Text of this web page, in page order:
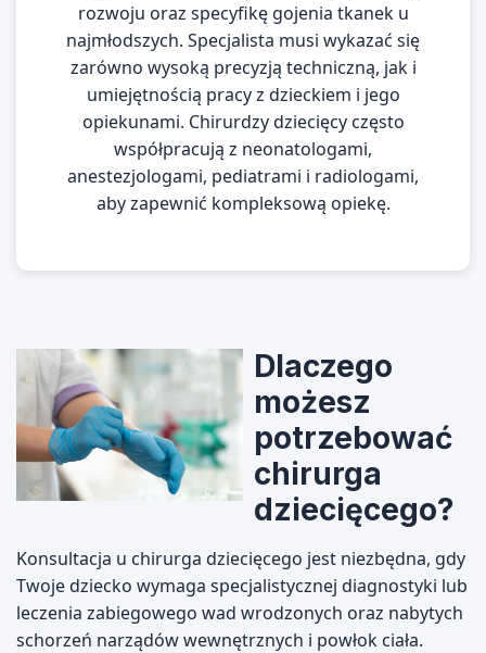
rozwoju oraz specyfikę gojenia tkanek u
najmłodszych. Specjalista musi wykazać się
zarówno wysoką precyzją techniczną, jak i
umiejętnością pracy z dzieckiem i jego
opiekunami. Chirurdzy dziecięcy często
współpracują z neonatologami,
anestezjologami, pediatrami i radiologami,
aby zapewnić kompleksową opiekę.
Dlaczego
możesz
potrzebować
chirurga
dziecięcego?
Konsultacja u chirurga dziecięcego jest niezbędna, gdy
Twoje dziecko wymaga specjalistycznej diagnostyki lub
leczenia zabiegowego wad wrodzonych oraz nabytych
schorzeń narządów wewnętrznych i powłok ciała.